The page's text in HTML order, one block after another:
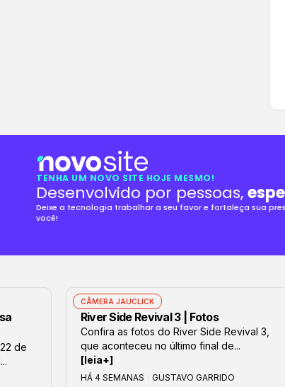
TENHA UM NOVO SITE HOJE MESMO!
Desenvolvido por pessoas,
Deixe a tecnologia trabalhar a seu favor e fortaleça sua
você!
de
CÂMERA JAUCLICK
River Side Revival 3 | Fotos
Confira as fotos do River Side Revival 3,
que aconteceu no último final de...
[leia+]
HÁ 4 SEMANAS GUSTAVO GARRIDO